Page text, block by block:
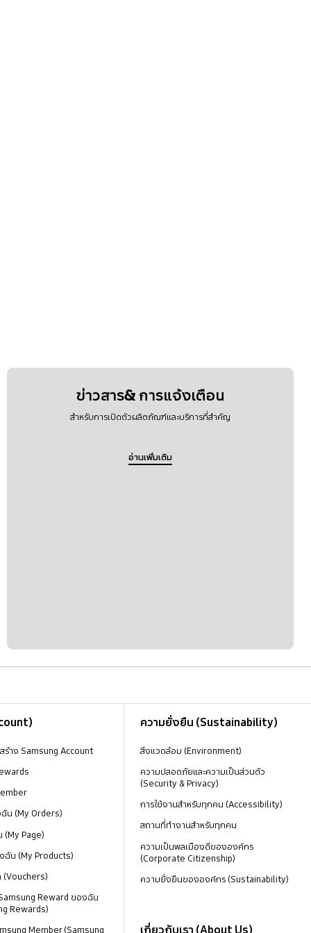
ข่าวสาร& การแจ้งเตือน
สำหรับการเปิดตัวผลิตภัณฑ์และบริการที่สำคัญ
อ่านเพิ่มเติม
ร้าง Samsung Account
น (My Orders)
Page)
น (My Products)
Reward ของฉัน
Rewards)
Member (Samsung
ความยั่งยืน (Sustainability)
สิ่งแวดล้อม (Environment)
ความปลอดภัยและความเป็นส่วนตัว
(Security & Privacy)
การใช้งานสำหรับทุกคน (Accessibility)
สถานที่ทำงานสำหรับทุกคน
ความเป็นพลเมืองดีขององค์กร
(Corporate Citizenship)
ความยั่งยืนขององค์กร (Sustainability)
เกี่ยวกับเรา (About Us)